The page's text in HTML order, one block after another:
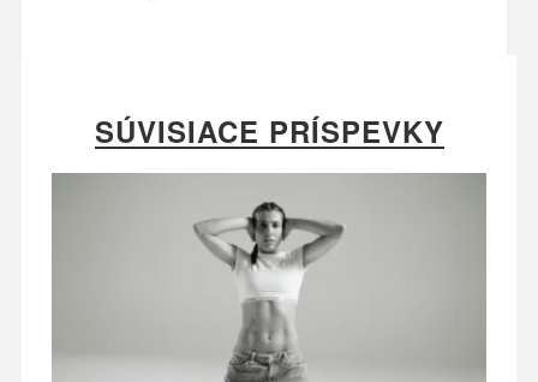
SÚVISIACE PRÍSPEVKY